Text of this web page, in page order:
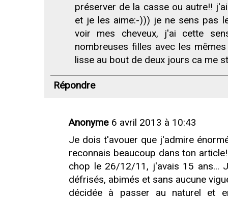
préserver de la casse ou autre!!
et je les aime:-))) je ne sens pas
voir mes cheveux, j'ai cette
nombreuses filles avec les
lisse au bout de deux jours ca me
Répondre
Anonyme 6 avril 2013 à 10:43
Je dois t'avouer que j'admire
reconnais beaucoup dans ton
chop le 26/12/11, j'avais 15 ans...
défrisés, abimés et sans aucune
décidée à passer au naturel et